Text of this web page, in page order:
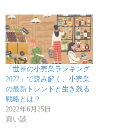
「世界の小売業ランキング
2022」で読み解く、小売業
の最新トレンドと生き残る
戦略とは？
2022年6月25日
買い談